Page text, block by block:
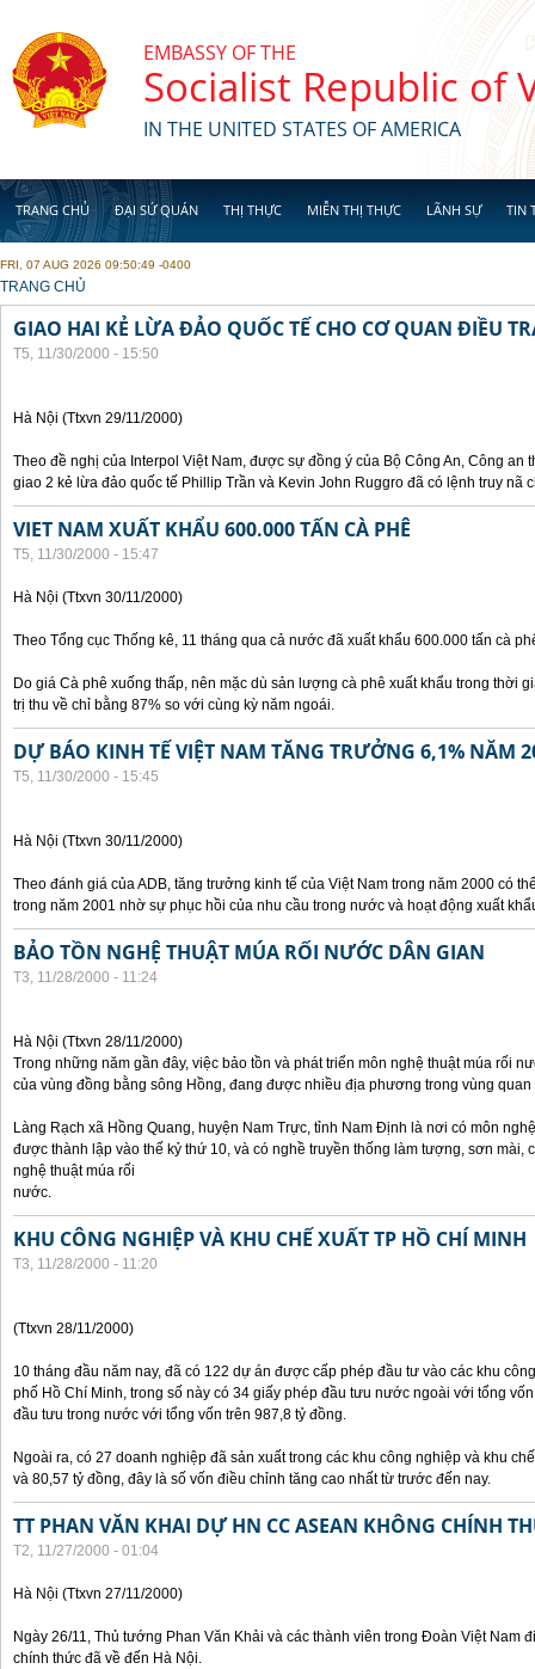
EMBASSY OF THE
Socialist Republic of
IN THE UNITED STATES OF AMERICA
TRANG CHỦ ĐẠI SỨ QUÁN THỊ THỰC MIỄN THỊ THỰC LÃNH SỰ TIN
FRI, 07 AUG 2026 09:50:49 -0400
YOU ARE HERE
TRANG CHỦ
GIAO HAI KẺ LỪA ĐẢO QUỐC TẾ CHO CƠ QUAN ĐIỀU
T5, 11/30/2000 - 15:50
Hà Nội (Ttxvn 29/11/2000)
Theo đề nghị của Interpol Việt Nam, được sự đồng ý của Bộ Công An, Công an
giao 2 kẻ lừa đảo quốc tế Phillip Trần và Kevin John Ruggro đã có lệnh truy nã
VIET NAM XUẤT KHẨU 600.000 TẤN CÀ PHÊ
T5, 11/30/2000 - 15:47
Hà Nội (Ttxvn 30/11/2000)
Theo Tổng cục Thống kê, 11 tháng qua cả nước đã xuất khẩu 600.000 tấn cà
Do giá Cà phê xuống thấp, nên mặc dù sản lượng cà phê xuất khẩu trong thời
trị thu về chỉ bằng 87% so với cùng kỳ năm ngoái.
DỰ BÁO KINH TẾ VIỆT NAM TĂNG TRƯỞNG 6,1% NĂM
T5, 11/30/2000 - 15:45
Hà Nội (Ttxvn 30/11/2000)
Theo đánh giá của ADB, tăng trưởng kinh tế của Việt Nam trong năm 2000 có
trong năm 2001 nhờ sự phục hồi của nhu cầu trong nước và hoạt động xuất
BẢO TỒN NGHỆ THUẬT MÚA RỐI NƯỚC DÂN GIAN
T3, 11/28/2000 - 11:24
Hà Nội (Ttxvn 28/11/2000)
Trong những năm gần đây, việc bảo tồn và phát triển môn nghệ thuật múa rối
của vùng đồng bằng sông Hồng, đang được nhiều địa phương trong vùng quan
Làng Rạch xã Hồng Quang, huyện Nam Trực, tỉnh Nam Định là nơi có môn
được thành lập vào thế kỷ thứ 10, và có nghề truyền thống làm tượng, sơn mài,
nghệ thuật múa rối
nước.
KHU CÔNG NGHIỆP VÀ KHU CHẾ XUẤT TP HỒ CHÍ MINH
T3, 11/28/2000 - 11:20
(Ttxvn 28/11/2000)
10 tháng đầu năm nay, đã có 122 dự án được cấp phép đầu tư vào các khu
phố Hồ Chí Minh, trong số này có 34 giấy phép đầu tưu nước ngoài với tổng
đầu tưu trong nước với tổng vốn trên 987,8 tỷ đồng.
Ngoài ra, có 27 doanh nghiệp đã sản xuất trong các khu công nghiệp và khu
và 80,57 tỷ đồng, đây là số vốn điều chỉnh tăng cao nhất từ trước đến nay.
TT PHAN VĂN KHAI DỰ HN CC ASEAN KHÔNG CHÍNH
T2, 11/27/2000 - 01:04
Hà Nội (Ttxvn 27/11/2000)
Ngày 26/11, Thủ tướng Phan Văn Khải và các thành viên trong Đoàn Việt Nam
chính thức đã về đến Hà Nội.